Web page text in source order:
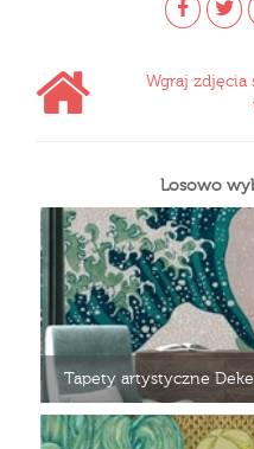
Wgraj
Losowo
Tapety artystyczne